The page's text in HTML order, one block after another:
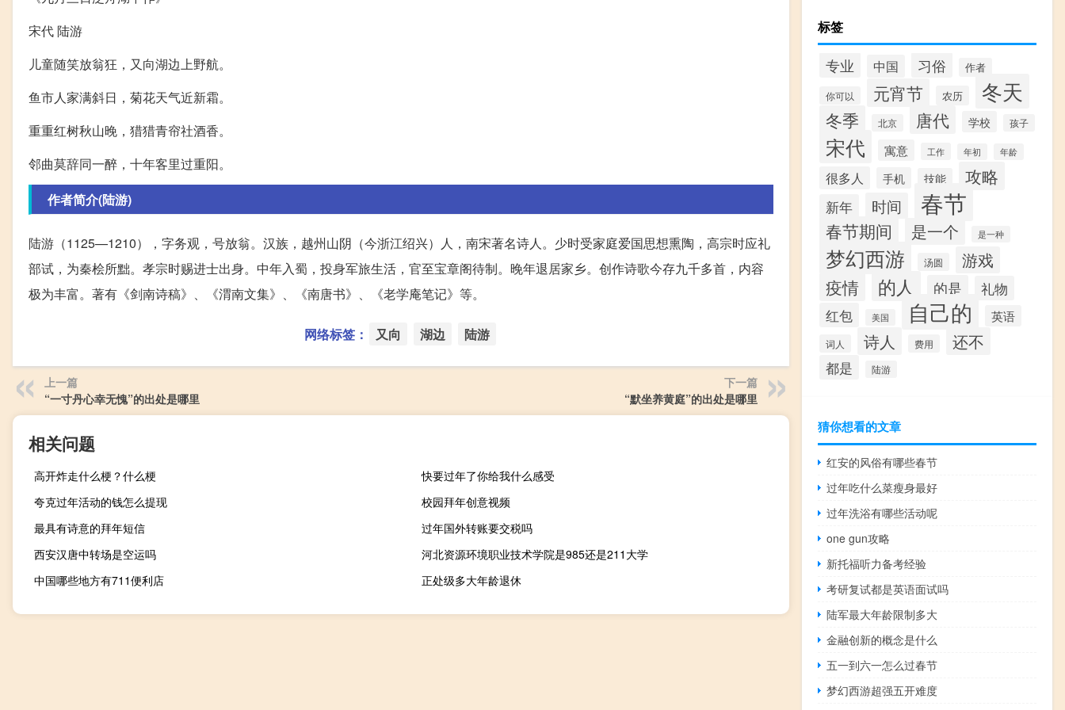
宋代 陆游
儿童随笑放翁狂，又向湖边上野航。
鱼市人家满斜日，菊花天气近新霜。
重重红树秋山晚，猎猎青帘社酒香。
邻曲莫辞同一醉，十年客里过重阳。
作者简介(陆游)
陆游（1125—1210），字务观，号放翁。汉族，越州山阴（今浙江绍兴）人，南宋著名诗人。少时受家庭爱国思想熏陶，高宗时应礼
部试，为秦桧所黜。孝宗时赐进士出身。中年入蜀，投身军旅生活，官至宝章阁待制。晚年退居家乡。创作诗歌今存九千多首，内容
极为丰富。著有《剑南诗稿》、《渭南文集》、《南唐书》、《老学庵笔记》等。
网络标签： 又向 湖边 陆游
上一篇
“一寸丹心幸无愧”的出处是哪里
下一篇
“默坐养黄庭”的出处是哪里
相关问题
高开炸走什么梗？什么梗
快要过年了你给我什么感受
夸克过年活动的钱怎么提现
校园拜年创意视频
最具有诗意的拜年短信
过年国外转账要交税吗
西安汉唐中转场是空运吗
河北资源环境职业技术学院是985还是211大学
中国哪些地方有711便利店
正处级多大年龄退休
标签
专业 中国 习俗 作者
你可以 元宵节 农历 冬天
冬季 北京 唐代 学校 孩子
宋代 寓意 工作 年初 年龄
很多人 手机 技能 攻略
新年 时间 春节
春节期间 是一个 是一种
梦幻西游 汤圆 游戏
疫情 的人 的是
礼物
红包
美国 自己的 英语
词人 诗人 费用 还不
都是 陆游
猜你想看的文章
红安的风俗有哪些春节
过年吃什么菜瘦身最好
过年洗浴有哪些活动呢
one gun攻略
新托福听力备考经验
考研复试都是英语面试吗
陆军最大年龄限制多大
金融创新的概念是什么
五一到六一怎么过春节
梦幻西游超强五开难度